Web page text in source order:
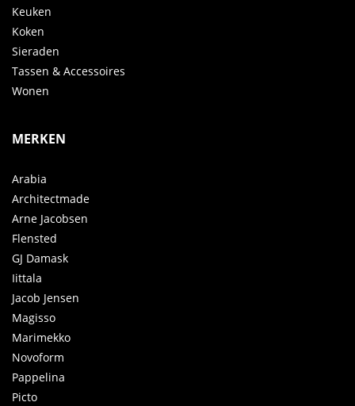
Keuken
Koken
Sieraden
Tassen & Accessoires
Wonen
MERKEN
Arabia
Architectmade
Arne Jacobsen
Flensted
GJ Damask
Iittala
Jacob Jensen
Magisso
Marimekko
Novoform
Pappelina
Picto